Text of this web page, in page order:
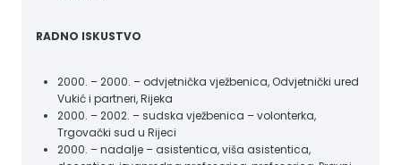
RADNO ISKUSTVO
2000. – 2000. – odvjetnička vježbenica, Odvjetnički ured
Vukić i partneri, Rijeka
2000. – 2002. – sudska vježbenica – volonterka,
Trgovački sud u Rijeci
2000. – nadalje – asistentica, viša asistentica,